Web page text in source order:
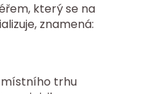
který se na
znamená:
trhu